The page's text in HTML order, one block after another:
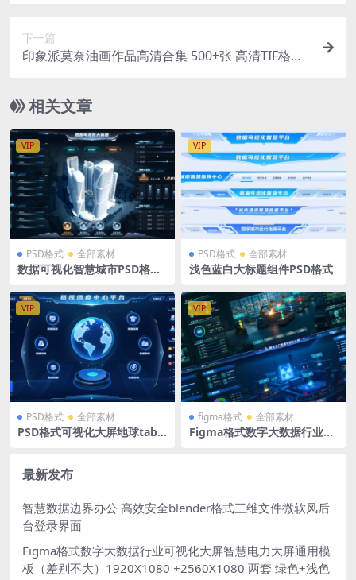
下一篇
印象派莫奈油画作品高清合集 500+张 高清TIF格式
相关文章
VIP
PSD格式 全部素材
数据可视化智慧城市PSD格式
VIP
PSD格式 全部素材
浅色蓝白大标题组件PSD格式
VIP
PSD格式 全部素材
PSD格式可视化大屏地球tab
80
VIP
figma格式 全部素材
Figma格式数字大数据行业可
最新发布
智慧数据边界办公 高效安全blender格式三维文件微软风后
台登录界面
Figma格式数字大数据行业可视化大屏智慧电力大屏通用模
板（差别不大）1920X1080 +2560X1080 两套 绿色+浅色